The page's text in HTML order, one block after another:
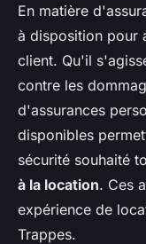
En matière
à disposition pour
client. Qu'il
contre les
d'assurances
disponibles
sécurité souhaité
à la location. Ces
expérience de
Trappes.